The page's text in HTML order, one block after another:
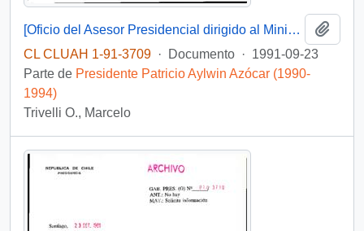
[Oficio del Asesor Presidencial dirigido al Ministro de Educación]
CL CLUAH 1-91-3709 · Documento · 1991-09-23
Parte de Presidente Patricio Aylwin Azócar (1990-
1994)
Trivelli O., Marcelo